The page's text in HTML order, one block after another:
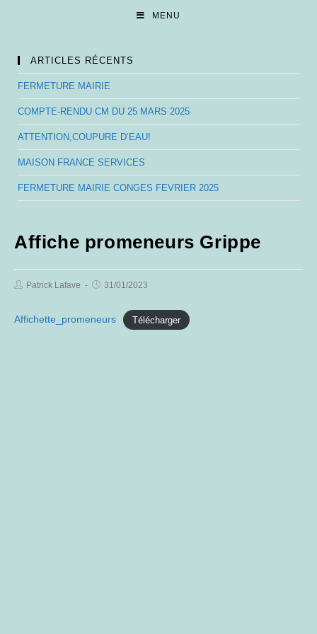
MENU
ARTICLES RÉCENTS
FERMETURE MAIRIE
COMPTE-RENDU CM DU 25 MARS 2025
ATTENTION,COUPURE D’EAU!
MAISON FRANCE SERVICES
FERMETURE MAIRIE CONGES FEVRIER 2025
Affiche promeneurs Grippe
PostPatrick Lafave
Post31/01/2023
Affichette_promeneurs Télécharger